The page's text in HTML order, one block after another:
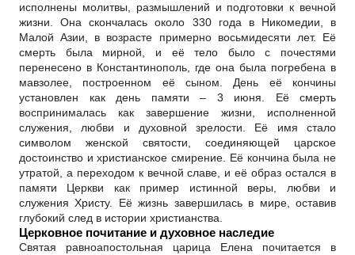
исполнены молитвы, размышлений и подготовки к вечной
жизни. Она скончалась около 330 года в Никомедии, в
Малой Азии, в возрасте примерно восьмидесяти лет. Её
смерть была мирной, и её тело было с почестями
перенесено в Константинополь, где она была погребена в
мавзолее, построенном её сыном. День её кончины
установлен как день памяти – 3 июня. Её смерть
воспринималась как завершение жизни, исполненной
служения, любви и духовной зрелости. Её имя стало
символом женской святости, соединяющей царское
достоинство и христианское смирение. Её кончина была не
утратой, а переходом к вечной славе, и её образ остался в
памяти Церкви как пример истинной веры, любви и
служения Христу. Её жизнь завершилась в мире, оставив
глубокий след в истории христианства.
Церковное почитание и духовное наследие
Святая равноапостольная царица Елена почитается в